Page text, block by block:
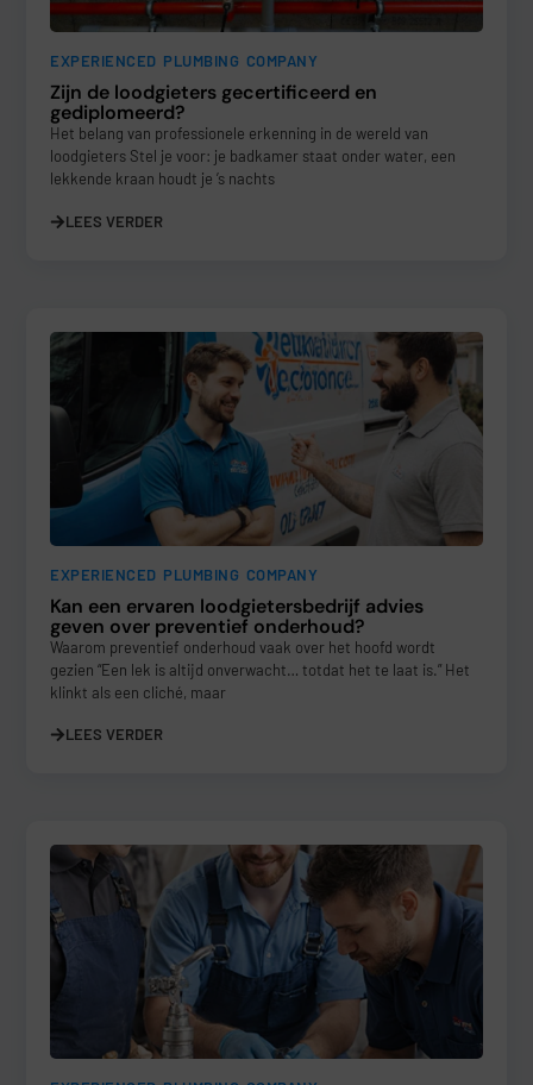
EXPERIENCED PLUMBING COMPANY
Zijn de loodgieters gecertificeerd en
gediplomeerd?
Het belang van professionele erkenning in de wereld van
loodgieters Stel je voor: je badkamer staat onder water, een
lekkende kraan houdt je ’s nachts
LEES VERDER
EXPERIENCED PLUMBING COMPANY
Kan een ervaren loodgietersbedrijf advies
geven over preventief onderhoud?
Waarom preventief onderhoud vaak over het hoofd wordt
gezien “Een lek is altijd onverwacht… totdat het te laat is.” Het
klinkt als een cliché, maar
LEES VERDER